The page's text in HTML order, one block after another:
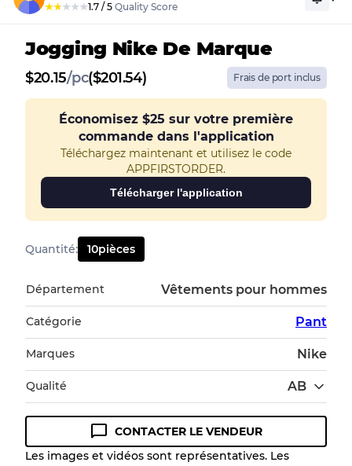
★★★★★1.7 / 5 Quality Score
Jogging Nike De Marque
$20.15/pc($201.54) Frais de port inclus
Économisez $25 sur votre première
commande dans l'application
Téléchargez maintenant et utilisez le code
APPFIRSTORDER.
Télécharger l'application
Quantité: 10pièces
Département Vêtements pour hommes
Catégorie Pant
Marques Nike
Qualité AB
Guide des conditions
CONTACTER LE VENDEUR
Les images et vidéos sont représentatives. Les